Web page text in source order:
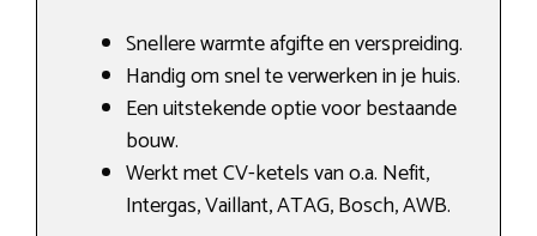
Snellere warmte afgifte en verspreiding.
Handig om snel te verwerken in je huis.
Een uitstekende optie voor bestaande
bouw.
Werkt met CV-ketels van o.a. Nefit,
Intergas, Vaillant, ATAG, Bosch, AWB.